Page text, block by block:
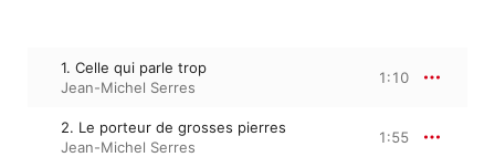
1. Celle qui parle trop
Jean-Michel Serres
1:10
2. Le porteur de grosses pierres
Jean-Michel Serres
1:55